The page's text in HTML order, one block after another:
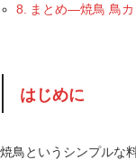
まとめ—焼鳥 鳥
はじめに
焼鳥というシンプルな